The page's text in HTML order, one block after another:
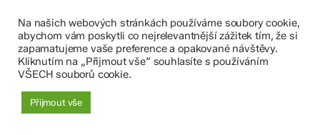
Pomoc
s
letními
aktivitami
žákům
naší
Mateřská škola Nezařazené Základní škola
Pomoc s letními aktivitami žákům
naší školy
Na našich webových stránkách používáme soubory cookie,
abychom vám poskytli co nejrelevantnější zážitek tím, že si
zapamatujeme vaše preference a opakované návštěvy.
Kliknutím na „Přijmout vše“ souhlasíte s používáním
VŠECH souborů cookie.
Přijmout vše